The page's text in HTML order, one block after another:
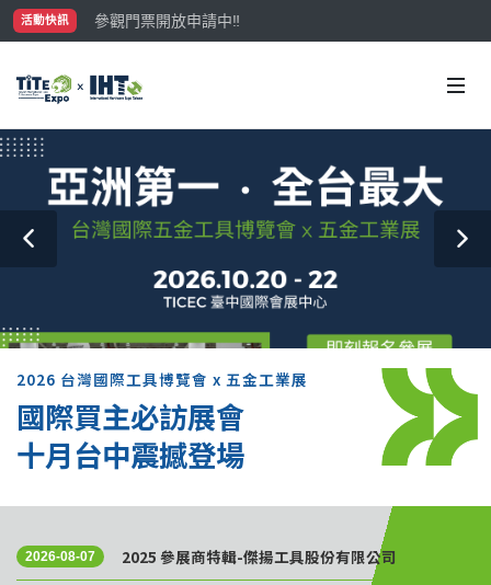
活動快訊
參觀門票開放申請中‼️
最大規模台灣五金展TiTE x IHT，2026/10/20-22與您在臺
2026 台灣國際工具博覽會 x 五金工業展
國際買主必訪展會
十月台中震撼登場
2026-08-07 2025 參展商特輯-傑揚工具股份有限公司